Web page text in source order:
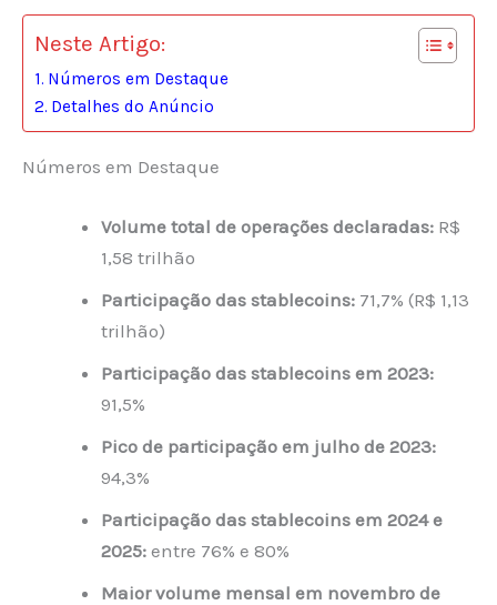
Neste Artigo:
Números em Destaque
Detalhes do Anúncio
Números em Destaque
Volume total de operações declaradas: R$
1,58 trilhão
Participação das stablecoins: 71,7% (R$ 1,13
trilhão)
Participação das stablecoins em 2023:
91,5%
Pico de participação em julho de 2023:
94,3%
Participação das stablecoins em 2024 e
2025: entre 76% e 80%
Maior volume mensal em novembro de